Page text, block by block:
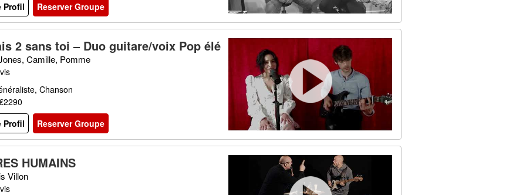
Profil
Reserver Groupe
2 sans toi – Duo guitare/voix Pop élé
Camille, Pomme
Chanson
Profil
Reserver Groupe
HUMAINS
Villon